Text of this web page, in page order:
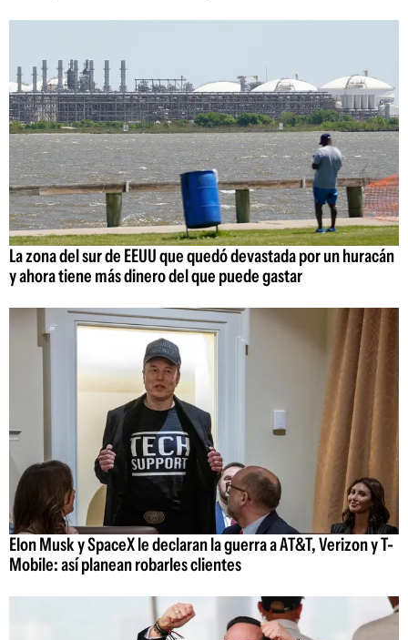
La zona del sur de EEUU que quedó devastada por un huracán
y ahora tiene más dinero del que puede gastar
Elon Musk y SpaceX le declaran la guerra a AT&T, Verizon y T-
Mobile: así planean robarles clientes